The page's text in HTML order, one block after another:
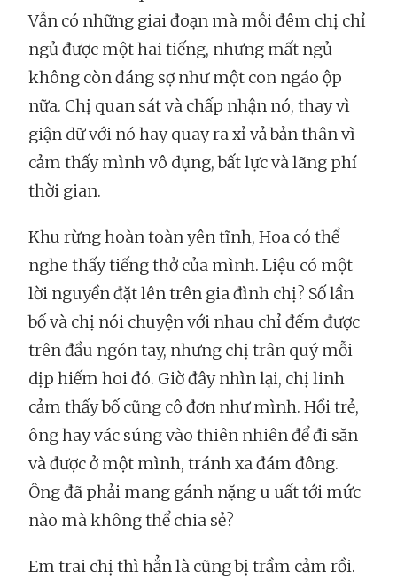
Vẫn có những giai đoạn mà mỗi đêm chị chỉ
ngủ được một hai tiếng, nhưng mất ngủ
không còn đáng sợ như một con ngáo ộp
nữa. Chị quan sát và chấp nhận nó, thay vì
giận dữ với nó hay quay ra xỉ vả bản thân vì
cảm thấy mình vô dụng, bất lực và lãng phí
thời gian.
Khu rừng hoàn toàn yên tĩnh, Hoa có thể
nghe thấy tiếng thở của mình. Liệu có một
lời nguyền đặt lên trên gia đình chị? Số lần
bố và chị nói chuyện với nhau chỉ đếm được
trên đầu ngón tay, nhưng chị trân quý mỗi
dịp hiếm hoi đó. Giờ đây nhìn lại, chị linh
cảm thấy bố cũng cô đơn như mình. Hồi trẻ,
ông hay vác súng vào thiên nhiên để đi săn
và được ở một mình, tránh xa đám đông.
Ông đã phải mang gánh nặng u uất tới mức
nào mà không thể chia sẻ?
Em trai chị thì hẳn là cũng bị trầm cảm rồi.